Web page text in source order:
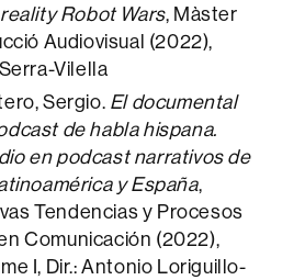
Robot Wars, Màster
Audiovisual (2022),
Vilella
Sergio. El documental
de habla hispana.
en podcast narrativos de
y España,
Tendencias y Procesos
Comunicación (2022),
I, Dir.: Antonio Loriguillo-